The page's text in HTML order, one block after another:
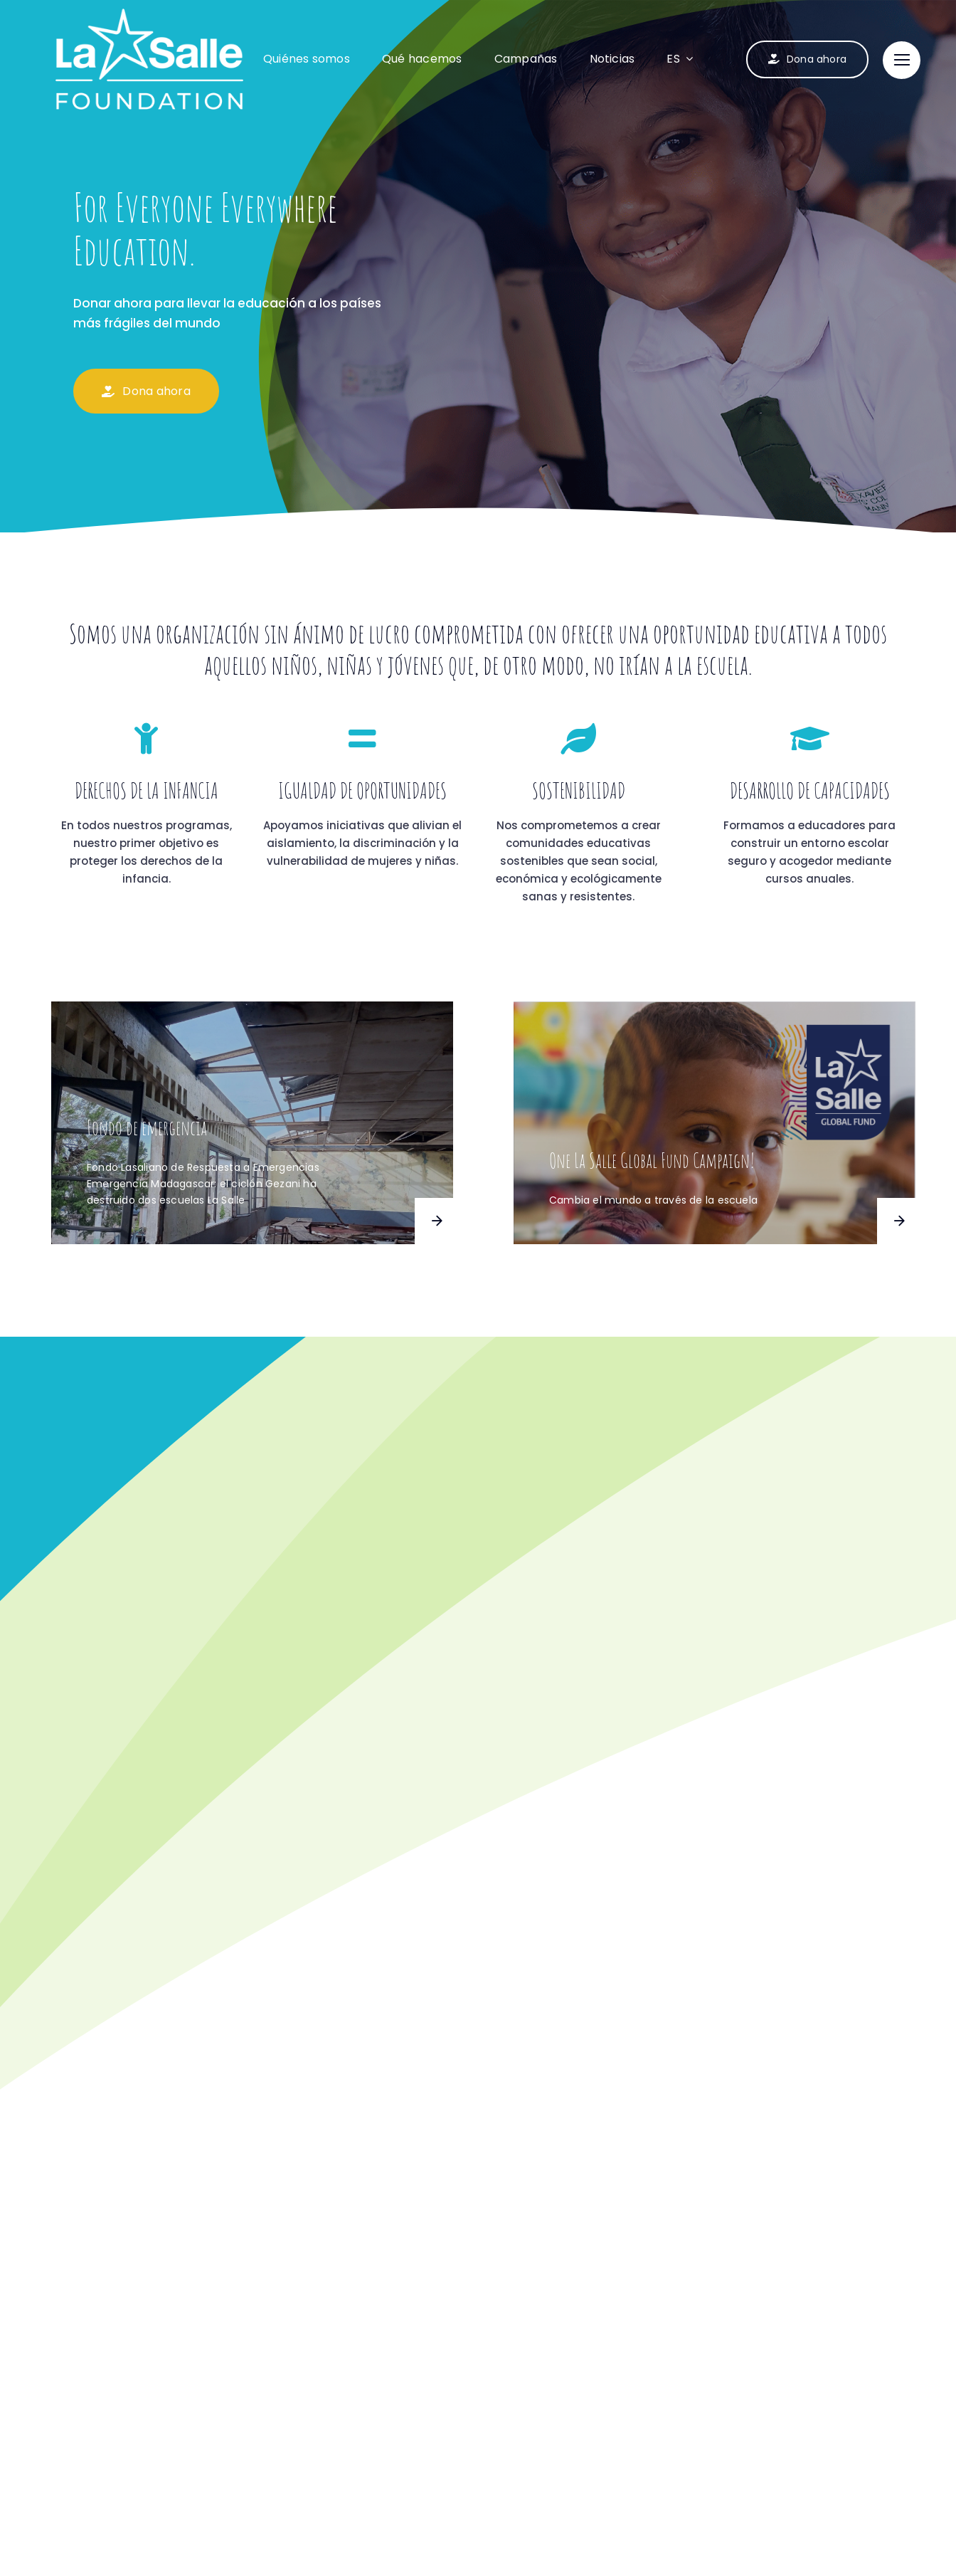
Quiénes somos Qué hacemos Campañas Noticias ES Dona ahora
For Everyone Everywhere
Education.
Donar ahora para llevar la educación a los países
más frágiles del mundo
Dona ahora
Somos una organización sin ánimo de lucro comprometida con ofrecer una oportunidad educativa a todos
aquellos niños, niñas y jóvenes que, de otro modo, no irían a la escuela.
DERECHOS DE LA INFANCIA
En todos nuestros programas,
nuestro primer objetivo es
proteger los derechos de la
infancia.
IGUALDAD DE OPORTUNIDADES
Apoyamos iniciativas que alivian el
aislamiento, la discriminación y la
vulnerabilidad de mujeres y niñas.
SOSTENIBILIDAD
Nos comprometemos a crear
comunidades educativas
sostenibles que sean social,
económica y ecológicamente
sanas y resistentes.
DESARROLLO DE CAPACIDADES
Formamos a educadores para
construir un entorno escolar
seguro y acogedor mediante
cursos anuales.
Fondo de emergencia
Fondo Lasaliano de Respuesta a Emergencias
Emergencia Madagascar: el ciclón Gezani ha
destruido dos escuelas La Salle
One La Salle Global Fund Campaign!
Cambia el mundo a través de la escuela